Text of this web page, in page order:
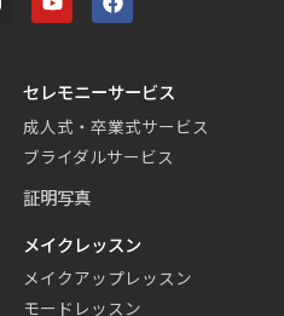
セレモニーサービス
成人式・卒業式サービス
ブライダルサービス
証明写真
メイクレッスン
メイクアップレッスン
モードレッスン